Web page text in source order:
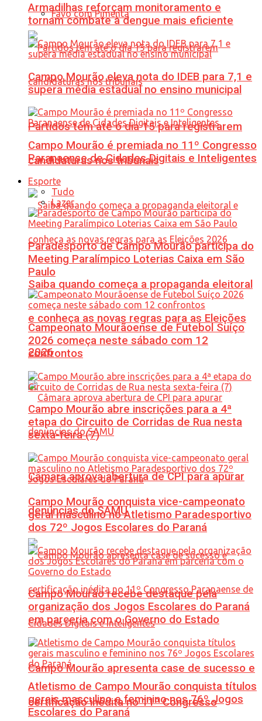
Favo com Pimenta
Partidos têm até o dia 15 para registrarem
candidaturas nos tribunais
Saiba quando começa a propaganda eleitoral
e conheça as novas regras para as Eleições
2026
Câmara aprova abertura de CPI para apurar
denúncias do SAMU
Campo Mourão apresenta case de sucesso e
certificação inédita no 11º Congresso
Armadilhas reforçam monitoramento e
tornam combate à dengue mais eficiente
Campo Mourão eleva nota do IDEB para 7,1 e
supera média estadual no ensino municipal
Campo Mourão é premiada no 11º Congresso
Paranaense de Cidades Digitais e Inteligentes
Esporte
Tudo
Lazer
Paradesporto de Campo Mourão participa do
Meeting Paralímpico Loterias Caixa em São
Paulo
Campeonato Mourãoense de Futebol Suíço
2026 começa neste sábado com 12
confrontos
Campo Mourão abre inscrições para a 4ª
etapa do Circuito de Corridas de Rua nesta
sexta-feira (7)
Campo Mourão conquista vice-campeonato
geral masculino no Atletismo Paradesportivo
dos 72º Jogos Escolares do Paraná
Campo Mourão recebe destaque pela
organização dos Jogos Escolares do Paraná
em parceria com o Governo do Estado
Atletismo de Campo Mourão conquista títulos
gerais masculino e feminino nos 76º Jogos
Escolares do Paraná